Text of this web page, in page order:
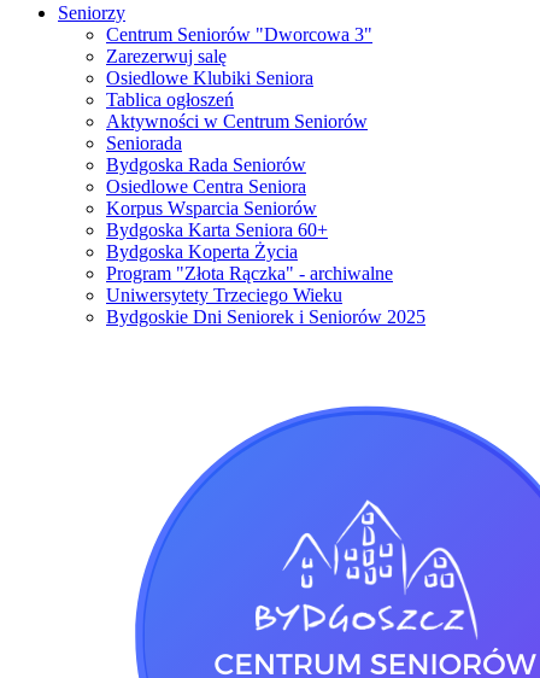
Seniorzy
Centrum Seniorów "Dworcowa 3"
Zarezerwuj salę
Osiedlowe Klubiki Seniora
Tablica ogłoszeń
Aktywności w Centrum Seniorów
Seniorada
Bydgoska Rada Seniorów
Osiedlowe Centra Seniora
Korpus Wsparcia Seniorów
Bydgoska Karta Seniora 60+
Bydgoska Koperta Życia
Program "Złota Rączka" - archiwalne
Uniwersytety Trzeciego Wieku
Bydgoskie Dni Seniorek i Seniorów 2025